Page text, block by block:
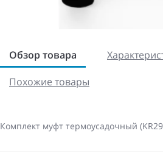
Обзор товара
Похожие товары
Комплект муфт термоусадочный